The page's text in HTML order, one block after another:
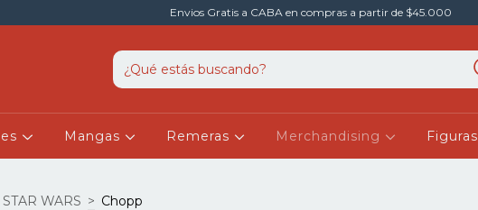
Envios Gratis a CABA en compras a partir de $45.000
Mangas Remeras Merchandising Figuras
STAR WARS > Chopp